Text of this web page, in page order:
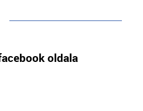
oldala